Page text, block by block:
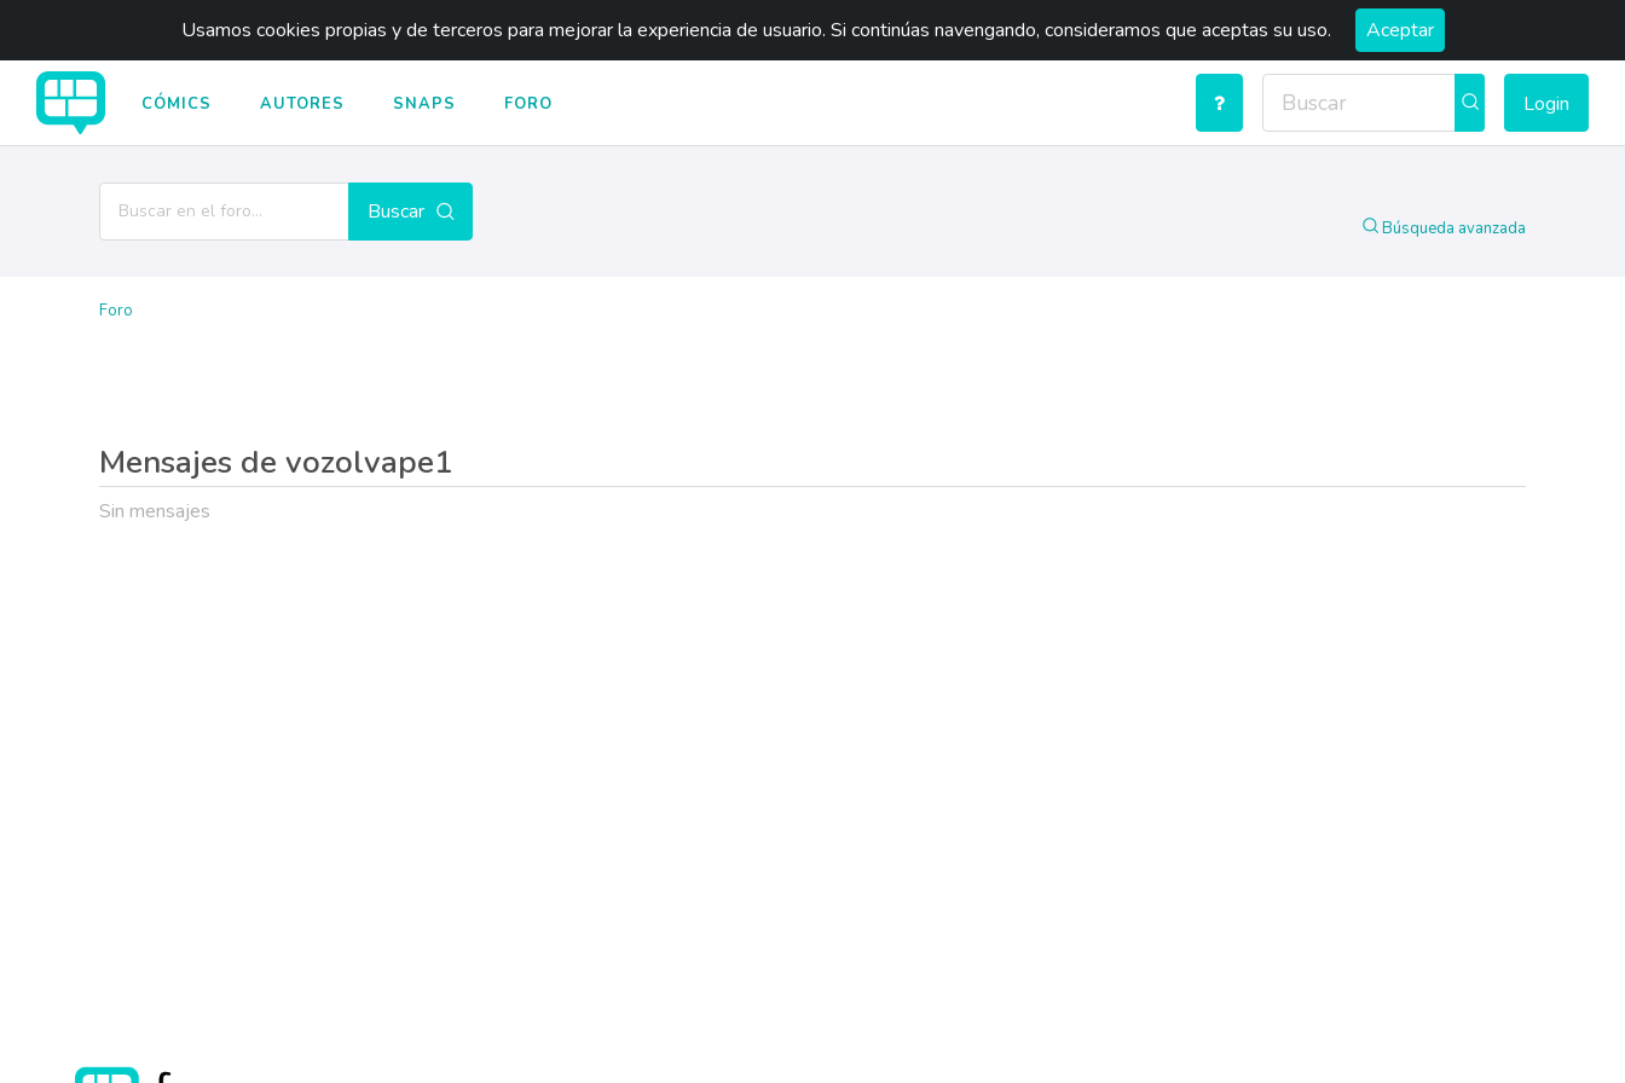
Usamos cookies propias y de terceros para mejorar la experiencia de usuario. Si continúas navengando, consideramos que aceptas su uso. Aceptar
CÓMICS AUTORES SNAPS FORO Login
Buscar
Búsqueda avanzada
Foro
Mensajes de vozolvape1
Sin mensajes